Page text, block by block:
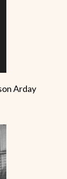
Arday